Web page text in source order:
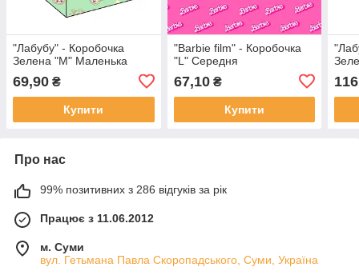
"Лабубу" - Коробочка
Зелена "М" Маленька
69,90 ₴
Купити
"Barbie film" - Коробочка
"L" Середня
67,10₴
Купити
Про нас
99% позитивних з 286 відгуків за рік
Працює з 11.06.2012
м. Суми
вул. Гетьмана Павла Скоропадського, Суми, Україна